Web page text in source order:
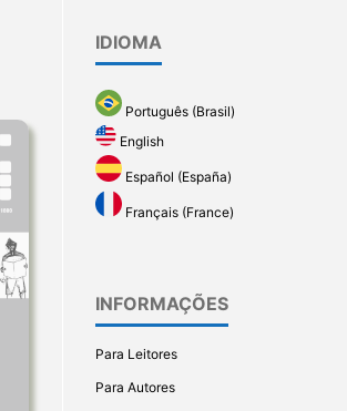
IDIOMA
Português (Brasil)
English
Español (España)
Français (France)
INFORMAÇÕES
Para Leitores
Para Autores